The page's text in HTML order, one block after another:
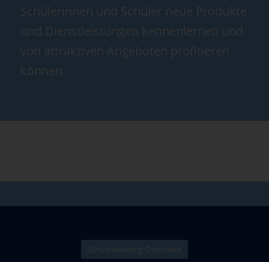
Schülerinnen und Schüler neue Produkte
und Dienstleistungen kennenlernen und
von attraktiven Angeboten profitieren
können.
Schulmarketing Österreich